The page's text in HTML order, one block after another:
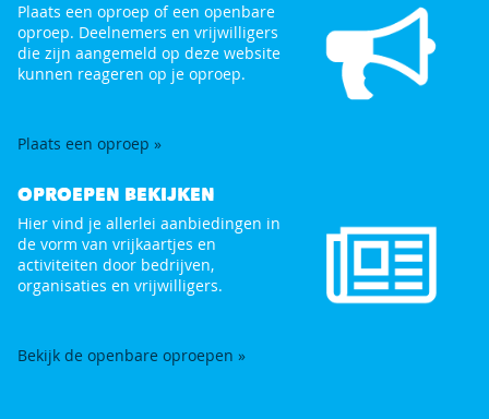
Plaats een oproep of een openbare
oproep. Deelnemers en vrijwilligers
die zijn aangemeld op deze website
kunnen reageren op je oproep.
Plaats een oproep »
OPROEPEN BEKIJKEN
Hier vind je allerlei aanbiedingen in
de vorm van vrijkaartjes en
activiteiten door bedrijven,
organisaties en vrijwilligers.
Bekijk de openbare oproepen »